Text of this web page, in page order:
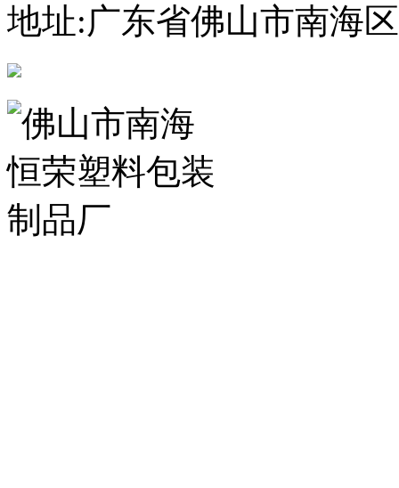
地址:广东省佛山市南海